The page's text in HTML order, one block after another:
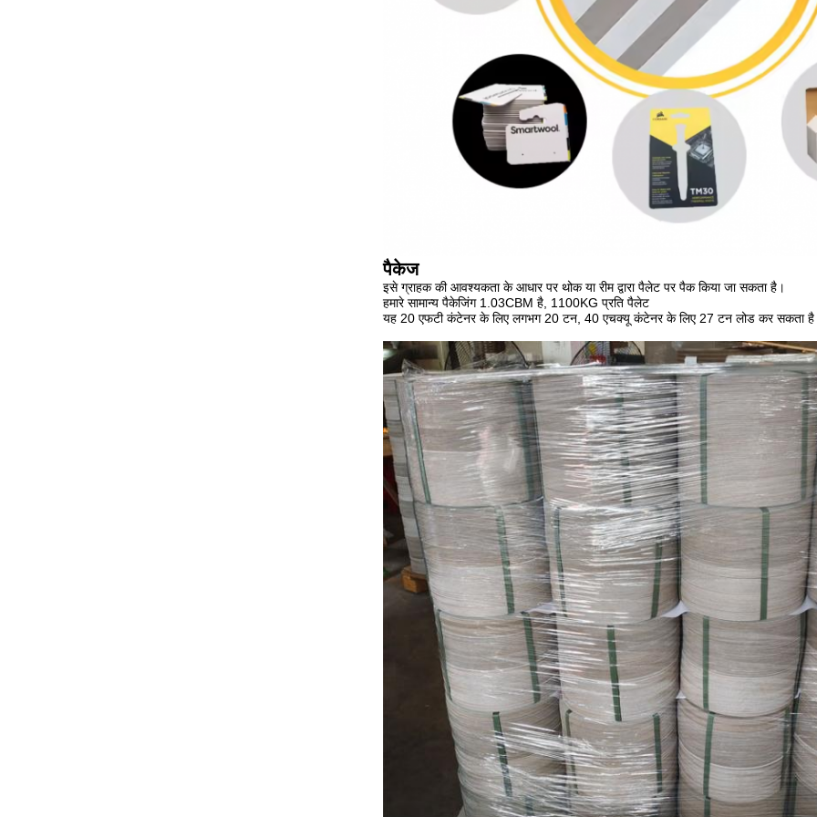
पैकेज
इसे ग्राहक की आवश्यकता के आधार पर थोक या रीम द्वारा पैलेट पर पैक किया जा सकता है।
हमारे सामान्य पैकेजिंग 1.03CBM है, 1100KG प्रति पैलेट
यह 20 एफटी कंटेनर के लिए लगभग 20 टन, 40 एचक्यू कंटेनर के लिए 27 टन लोड कर सकता